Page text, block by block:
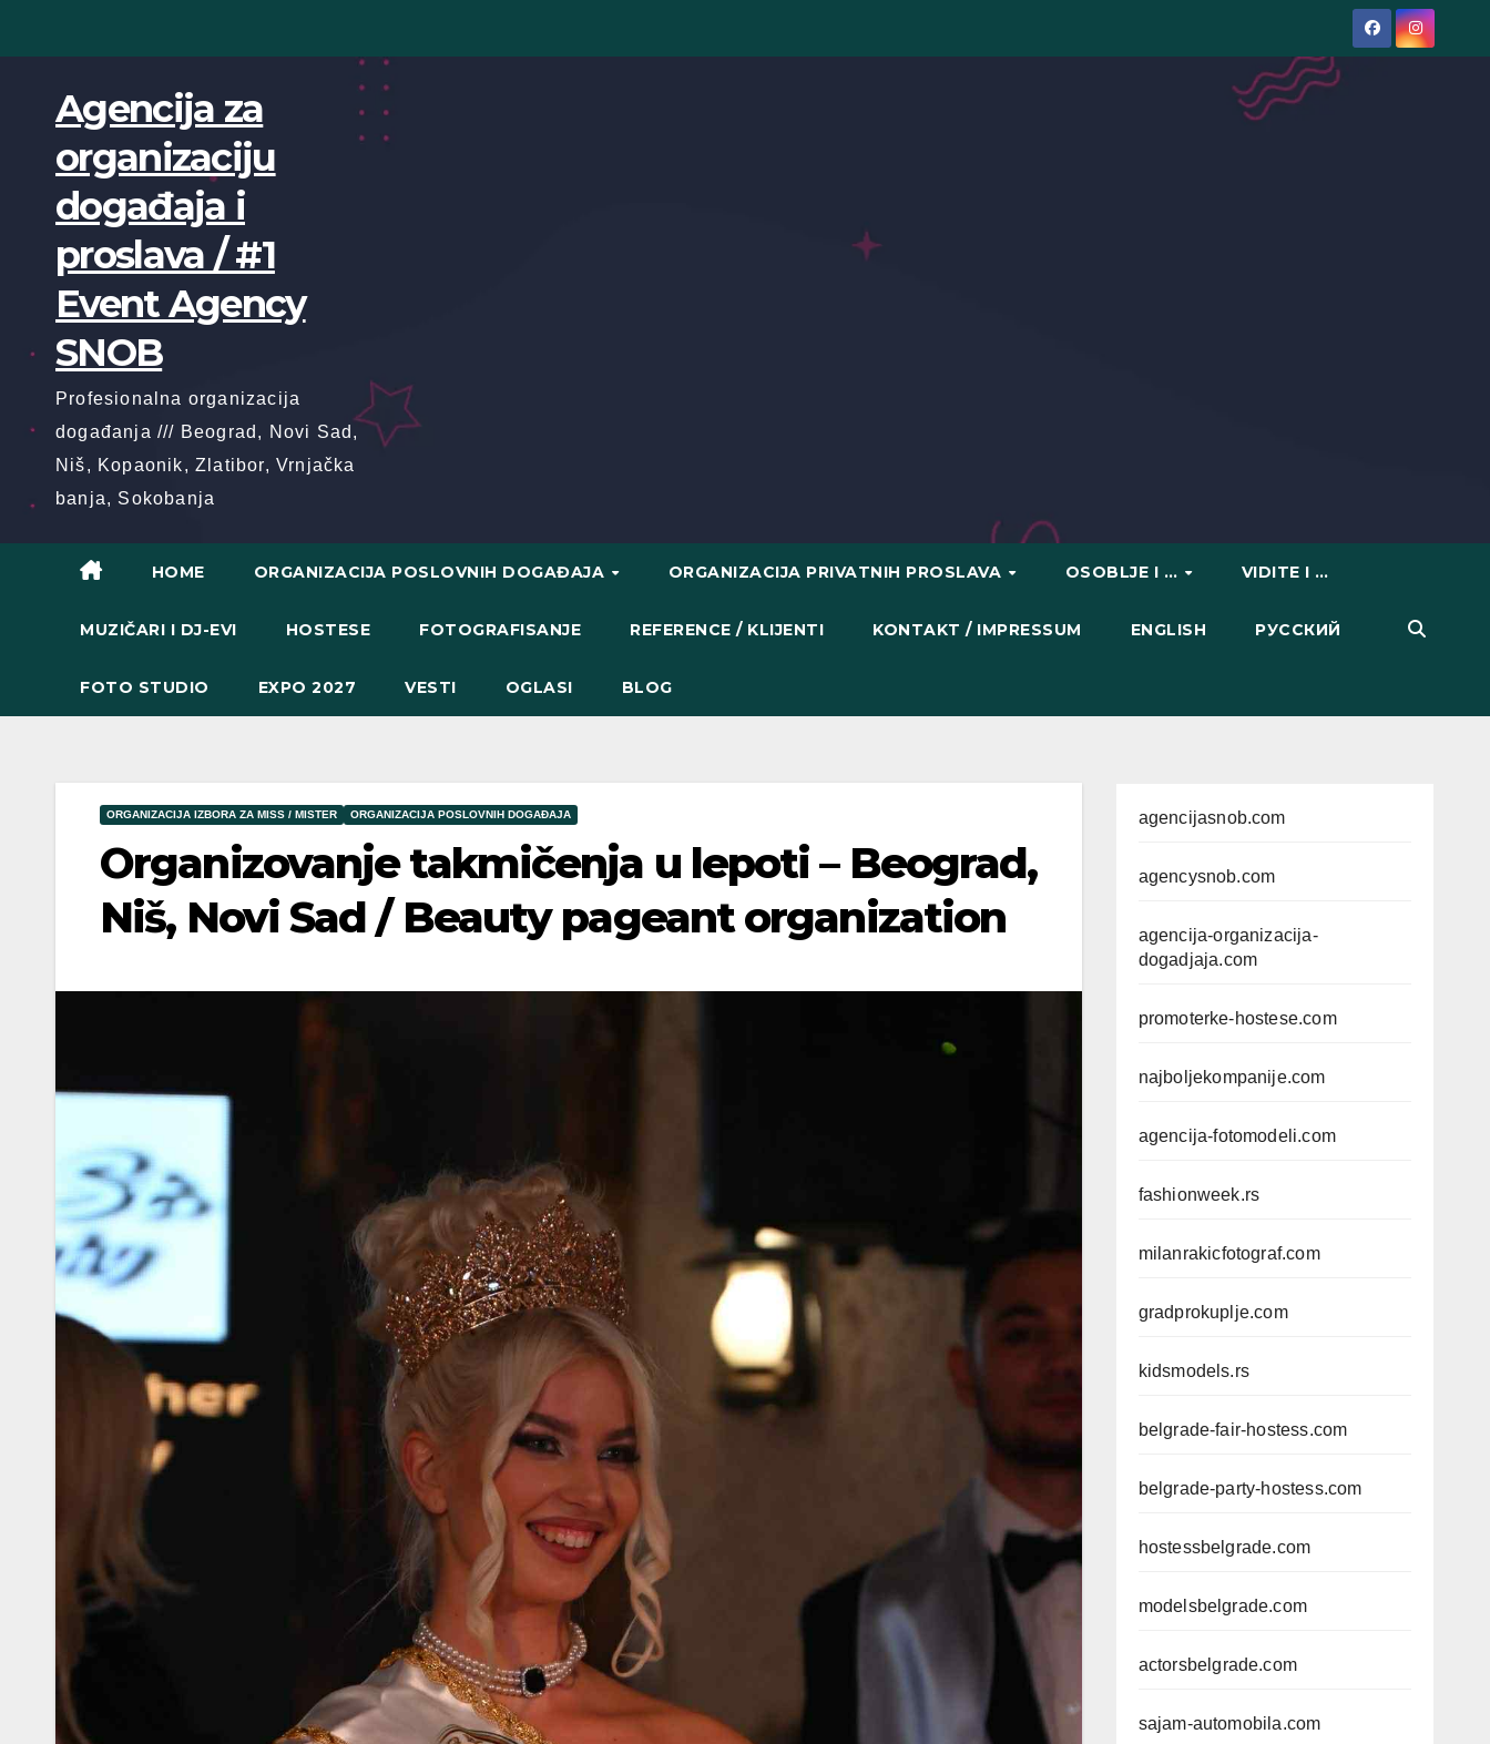
Agencija za
organizaciju
događaja i
proslava / #1
Event Agency
SNOB
Profesionalna organizacija
događanja /// Beograd, Novi Sad,
Niš, Kopaonik, Zlatibor, Vrnjačka
banja, Sokobanja
HOME ORGANIZACIJA POSLOVNIH DOGAĐAJA ORGANIZACIJA PRIVATNIH PROSLAVA OSOBLJE I … VIDITE I …
MUZIČARI I DJ-EVI HOSTESE FOTOGRAFISANJE REFERENCE / KLIJENTI KONTAKT / IMPRESSUM ENGLISH РУССКИЙ
FOTO STUDIO EXPO 2027 VESTI OGLASI BLOG
ORGANIZACIJA IZBORA ZA MISS / MISTER ORGANIZACIJA POSLOVNIH DOGAĐAJA
Organizovanje takmičenja u lepoti – Beograd,
Niš, Novi Sad / Beauty pageant organization
agencijasnob.com
agencysnob.com
agencija-organizacija-
dogadjaja.com
promoterke-hostese.com
najboljekompanije.com
agencija-fotomodeli.com
fashionweek.rs
milanrakicfotograf.com
gradprokuplje.com
kidsmodels.rs
belgrade-fair-hostess.com
belgrade-party-hostess.com
hostessbelgrade.com
modelsbelgrade.com
actorsbelgrade.com
sajam-automobila.com